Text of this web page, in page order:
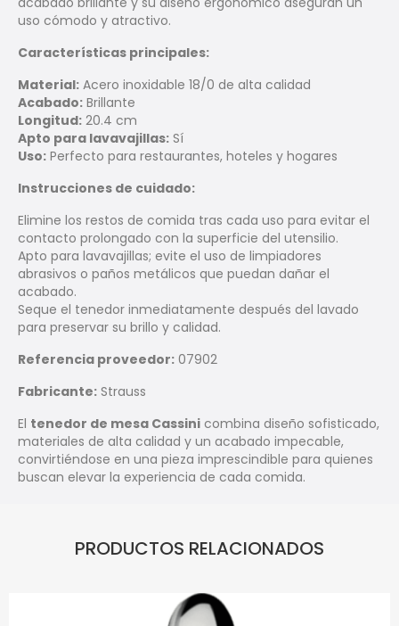
uso cómodo y atractivo.
Características principales:
Material: Acero inoxidable 18/0 de alta calidad
Acabado: Brillante
Longitud: 20.4 cm
Apto para lavavajillas: Sí
Uso: Perfecto para restaurantes, hoteles y hogares
Instrucciones de cuidado:
Elimine los restos de comida tras cada uso para evitar el
contacto prolongado con la superficie del utensilio.
Apto para lavavajillas; evite el uso de limpiadores
abrasivos o paños metálicos que puedan dañar el
acabado.
Seque el tenedor inmediatamente después del lavado
para preservar su brillo y calidad.
Referencia proveedor: 07902
Fabricante: Strauss
El tenedor de mesa Cassini combina diseño sofisticado,
materiales de alta calidad y un acabado impecable,
convirtiéndose en una pieza imprescindible para quienes
buscan elevar la experiencia de cada comida.
PRODUCTOS RELACIONADOS